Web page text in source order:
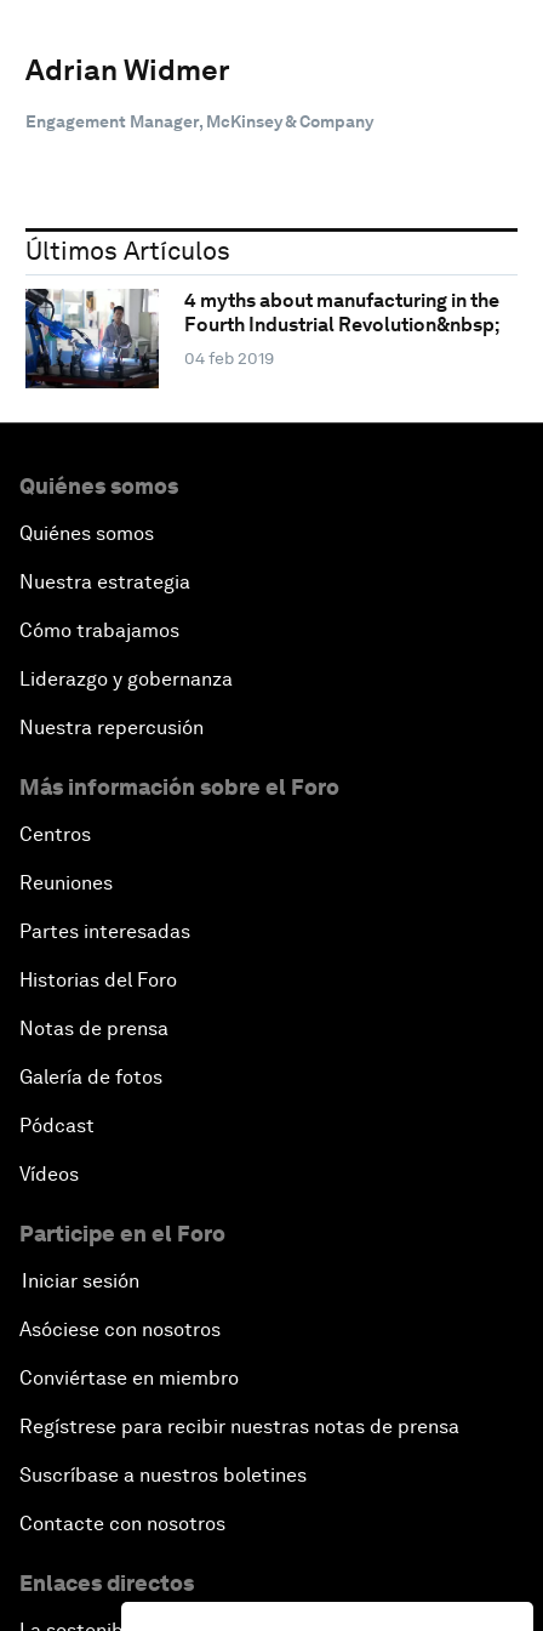
Adrian Widmer
Engagement Manager, McKinsey & Company
Últimos Artículos
4 myths about manufacturing in the
Fourth Industrial Revolution&nbsp;
04 feb 2019
Quiénes somos
Quiénes somos
Nuestra estrategia
Cómo trabajamos
Liderazgo y gobernanza
Nuestra repercusión
Más información sobre el Foro
Centros
Reuniones
Partes interesadas
Historias del Foro
Notas de prensa
Galería de fotos
Pódcast
Vídeos
Participe en el Foro
Iniciar sesión
Asóciese con nosotros
Conviértase en miembro
Regístrese para recibir nuestras notas de prensa
Suscríbase a nuestros boletines
Contacte con nosotros
Enlaces directos